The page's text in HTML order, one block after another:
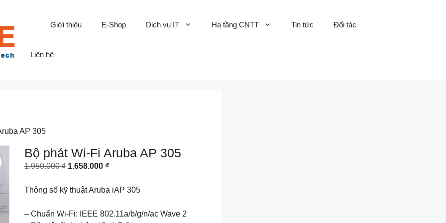
Giới thiệu E-Shop Dịch vụ IT Hạ tầng CNTT Tin tức Đối tác
Liên hệ
AP 305
Bộ phát Wi-Fi Aruba AP 305
1.950.000₫ Original
was:
1.658.000 ₫Current
is:
Thông số kỹ thuật Aruba iAP 305
– Chuẩn Wi-Fi: IEEE 802.11a/b/g/n/ac Wave 2